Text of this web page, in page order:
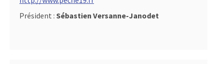
Président : Sébastien Versanne-Janodet